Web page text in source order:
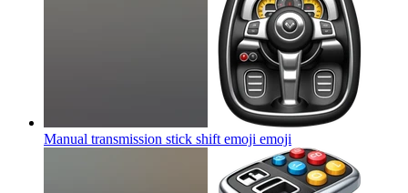
Manual transmission stick shift emoji emoji